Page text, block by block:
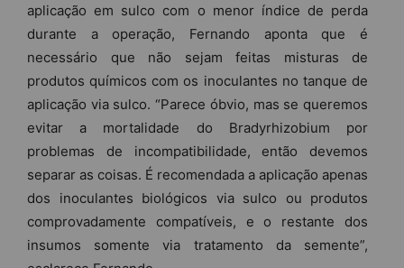
aplicação em sulco com o menor índice de perda
durante a operação, Fernando aponta que é
necessário que não sejam feitas misturas de
produtos químicos com os inoculantes no tanque de
aplicação via sulco. “Parece óbvio, mas se queremos
evitar a mortalidade do Bradyrhizobium por
problemas de incompatibilidade, então devemos
separar as coisas. É recomendada a aplicação apenas
dos inoculantes biológicos via sulco ou produtos
comprovadamente compatíveis, e o restante dos
insumos somente via tratamento da semente”,